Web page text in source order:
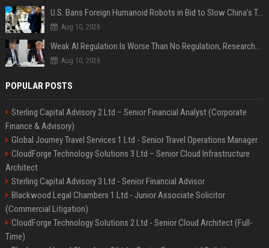
U.S. Bans Foreign Humanoid Robots in Bid to Slow China’s Tech Explosion
Aug 10, 2026
Weak AI Regulation Is Worse Than No Regulation, Researchers Claim
Aug 10, 2026
POPULAR POSTS
Sterling Capital Advisory 2 Ltd – Senior Financial Analyst (Corporate
Finance & Advisory)
Global Journey Travel Services 1 Ltd - Senior Travel Operations Manager
CloudForge Technology Solutions 3 Ltd – Senior Cloud Infrastructure
Architect
Sterling Capital Advisory 3 Ltd - Senior Financial Advisor
Blackwood Legal Chambers 1 Ltd - Junior Associate Solicitor
(Commercial Litigation)
CloudForge Technology Solutions 2 Ltd - Senior Cloud Architect (Full-
Time)